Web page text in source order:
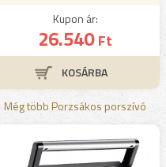
Kupon ár:
26.540Ft
Még több Porzsákos porszívó